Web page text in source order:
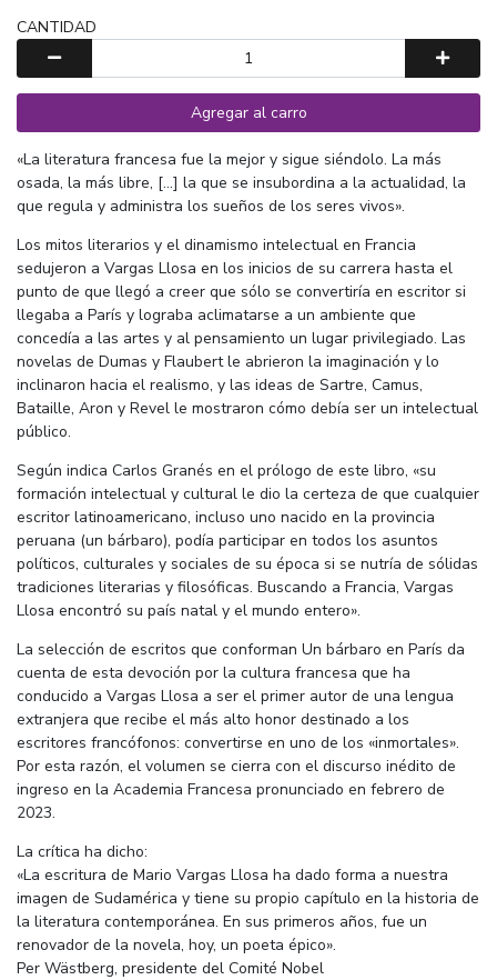
CANTIDAD
Agregar al carro
«La literatura francesa fue la mejor y sigue siéndolo. La más
osada, la más libre, [...] la que se insubordina a la actualidad, la
que regula y administra los sueños de los seres vivos».
Los mitos literarios y el dinamismo intelectual en Francia
sedujeron a Vargas Llosa en los inicios de su carrera hasta el
punto de que llegó a creer que sólo se convertiría en escritor si
llegaba a París y lograba aclimatarse a un ambiente que
concedía a las artes y al pensamiento un lugar privilegiado. Las
novelas de Dumas y Flaubert le abrieron la imaginación y lo
inclinaron hacia el realismo, y las ideas de Sartre, Camus,
Bataille, Aron y Revel le mostraron cómo debía ser un intelectual
público.
Según indica Carlos Granés en el prólogo de este libro, «su
formación intelectual y cultural le dio la certeza de que cualquier
escritor latinoamericano, incluso uno nacido en la provincia
peruana (un bárbaro), podía participar en todos los asuntos
políticos, culturales y sociales de su época si se nutría de sólidas
tradiciones literarias y filosóficas. Buscando a Francia, Vargas
Llosa encontró su país natal y el mundo entero».
La selección de escritos que conforman Un bárbaro en París da
cuenta de esta devoción por la cultura francesa que ha
conducido a Vargas Llosa a ser el primer autor de una lengua
extranjera que recibe el más alto honor destinado a los
escritores francófonos: convertirse en uno de los «inmortales».
Por esta razón, el volumen se cierra con el discurso inédito de
ingreso en la Academia Francesa pronunciado en febrero de
2023.
La crítica ha dicho:
«La escritura de Mario Vargas Llosa ha dado forma a nuestra
imagen de Sudamérica y tiene su propio capítulo en la historia de
la literatura contemporánea. En sus primeros años, fue un
renovador de la novela, hoy, un poeta épico».
Per Wästberg, presidente del Comité Nobel